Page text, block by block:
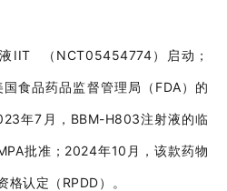
IIT （NCT05454774）启动；
食品药品监督管理局（FDA）的
年7月，BBM-H803注射液的临
批准；2024年10月，该款药物
认定（RPDD）。